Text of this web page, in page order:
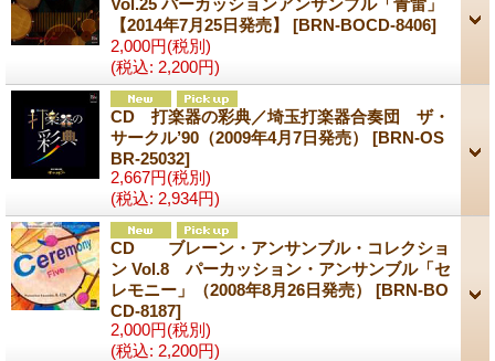
【2014年7月25日発売】 [BRN-BOCD-8406]
2,000円(税別)
(税込: 2,200円)
CD 打楽器の彩典／埼玉打楽器合奏団 ザ・
サークル’90（2009年4月7日発売） [BRN-OS
BR-25032]
2,667円(税別)
(税込: 2,934円)
CD ブレーン・アンサンブル・コレクショ
ン Vol.8 パーカッション・アンサンブル「セ
レモニー」（2008年8月26日発売） [BRN-BO
CD-8187]
2,000円(税別)
(税込: 2,200円)